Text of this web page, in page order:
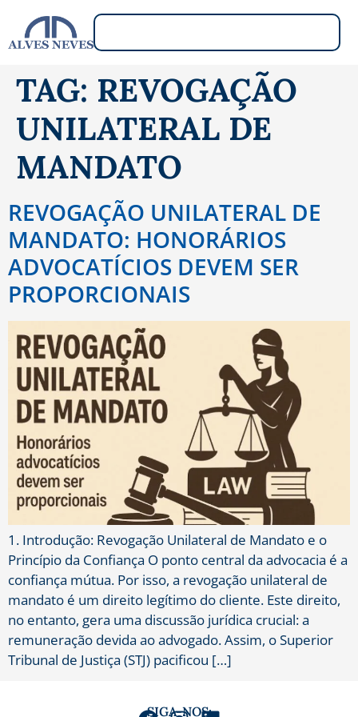
TAG: REVOGAÇÃO
UNILATERAL DE
MANDATO
REVOGAÇÃO UNILATERAL DE
MANDATO: HONORÁRIOS
ADVOCATÍCIOS DEVEM SER
PROPORCIONAIS
1. Introdução: Revogação Unilateral de Mandato e o
Princípio da Confiança O ponto central da advocacia é a
confiança mútua. Por isso, a revogação unilateral de
mandato é um direito legítimo do cliente. Este direito,
no entanto, gera uma discussão jurídica crucial: a
remuneração devida ao advogado. Assim, o Superior
Tribunal de Justiça (STJ) pacificou […]
SIGA-NOS: